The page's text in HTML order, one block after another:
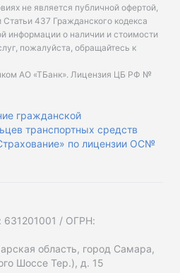
не является публичной офертой,
437 Гражданского кодекса
информации о наличии и стоимости
пожалуйста, обращайтесь к
АО «ТБанк». Лицензия ЦБ РФ №
гражданской
транспортных средств
по лицензии ОС№
/ ОГРН:
область, город Самара,
Шоссе Тер.), д. 15